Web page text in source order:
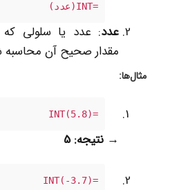
=INT(عدد)
عدد: عدد یا سلولی
مقدار صحیح آن محاسبه
مثال‌ها:
=INT(5.8)
→ نتیجه: 5
=INT(-3.7)